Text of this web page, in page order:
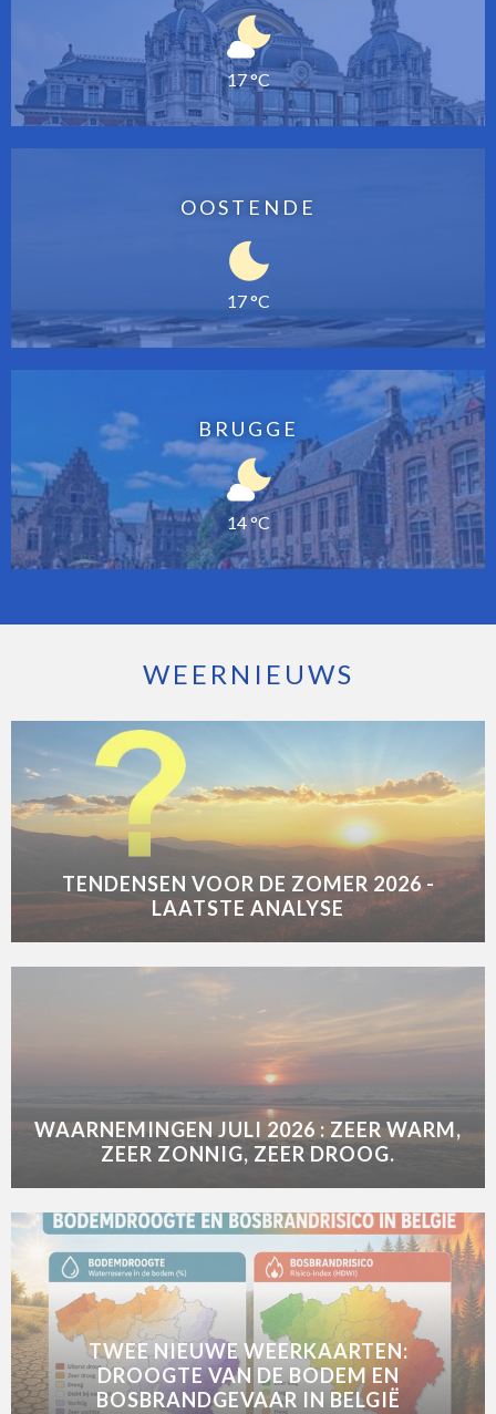
17 °C
OOSTENDE
17 °C
BRUGGE
14 °C
WEERNIEUWS
TENDENSEN VOOR DE ZOMER 2026 -
LAATSTE ANALYSE
WAARNEMINGEN JULI 2026 : ZEER WARM,
ZEER ZONNIG, ZEER DROOG.
TWEE NIEUWE WEERKAARTEN:
DROOGTE VAN DE BODEM EN
BOSBRANDGEVAAR IN BELGIË